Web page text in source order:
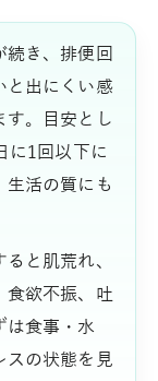
続き、排便回
と出にくい感
す。目安とし
に1回以下に
生活の質にも
と肌荒れ、
食欲不振、吐
は食事・水
スの状態を見